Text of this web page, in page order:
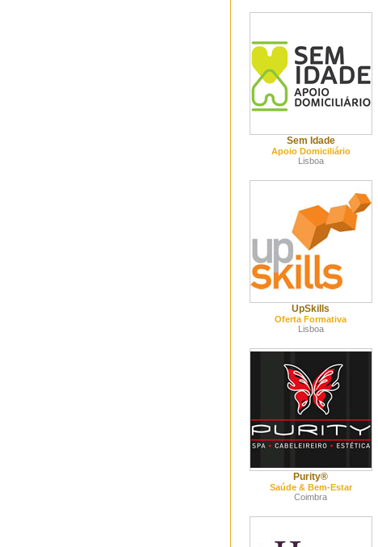
Sem Idade
Apoio Domiciliário
Lisboa
UpSkills
Oferta Formativa
Lisboa
Purity®
Saúde & Bem-Estar
Coimbra